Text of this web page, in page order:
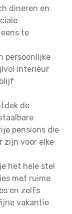
dineren en
te
persoonlijke
interieur
de
pensions die
zijn voor elke
het hele stel
met ruime
en zelfs
vakantie